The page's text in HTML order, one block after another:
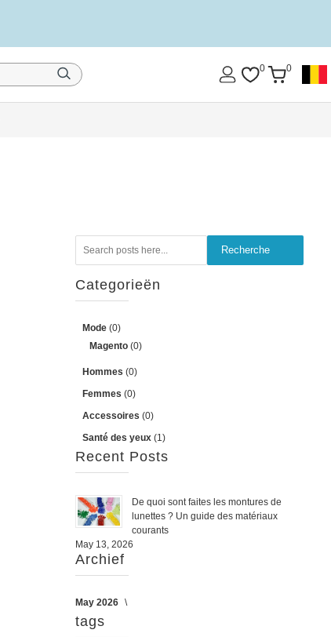
0 0
Recherche
Categorieën
Mode (0)
Magento (0)
Hommes (0)
Femmes (0)
Accessoires (0)
Santé des yeux (1)
Recent Posts
De quoi sont faites les montures de
lunettes ? Un guide des matériaux
courants
May 13, 2026
Archief
May 2026
tags